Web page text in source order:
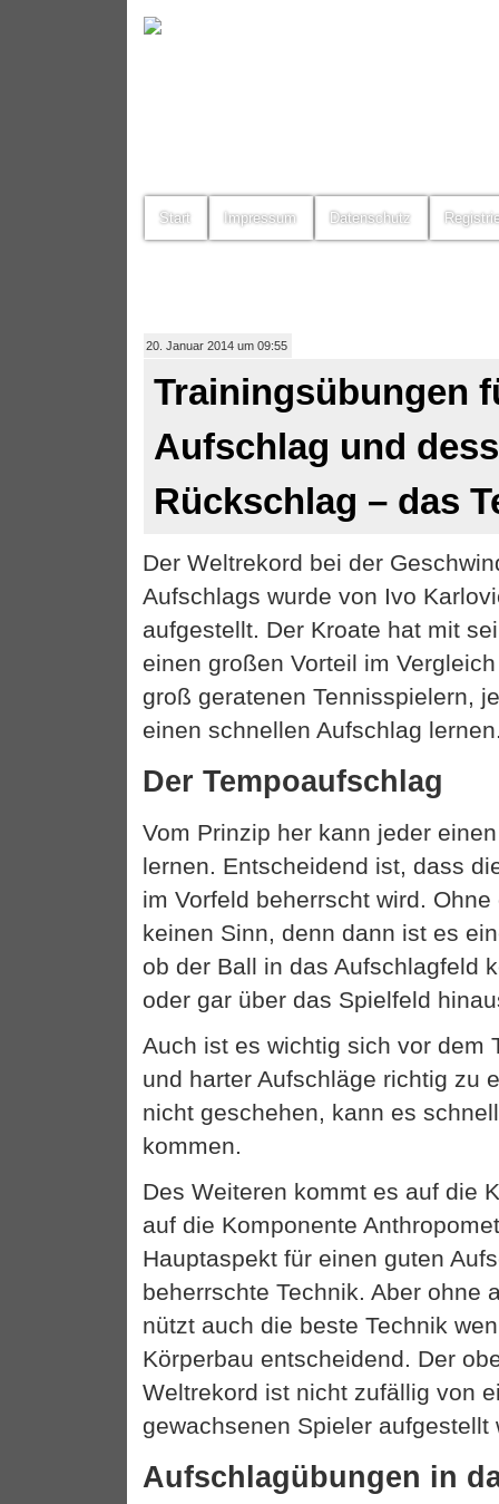
Start Impressum Datenschutz
20. Januar 2014 um 09:55
Trainingsübungen
Aufschlag und
Rückschlag – das
Der Weltrekord bei der
Aufschlags wurde von Ivo
aufgestellt. Der Kroate hat mit
einen großen Vorteil im
groß geratenen Tennisspielern,
einen schnellen Aufschlag
Der Tempoaufschlag
Vom Prinzip her kann jeder
lernen. Entscheidend ist, dass
im Vorfeld beherrscht wird.
keinen Sinn, denn dann ist es
ob der Ball in das Aufschlagfeld
oder gar über das Spielfeld
Auch ist es wichtig sich vor dem
und harter Aufschläge richtig zu
nicht geschehen, kann es
kommen.
Des Weiteren kommt es auf die
auf die Komponente
Hauptaspekt für einen guten
beherrschte Technik. Aber ohne
nützt auch die beste Technik
Körperbau entscheidend. Der
Weltrekord ist nicht zufällig von
gewachsenen Spieler aufgestellt
Aufschlagübungen in